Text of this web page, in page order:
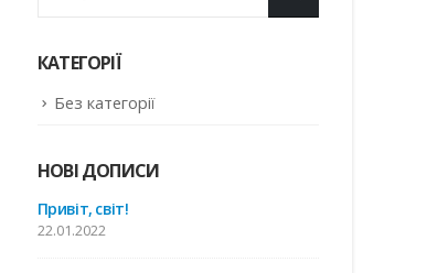
КАТЕГОРІЇ
Без категорії
НОВІ ДОПИСИ
Привіт, світ!
22.01.2022